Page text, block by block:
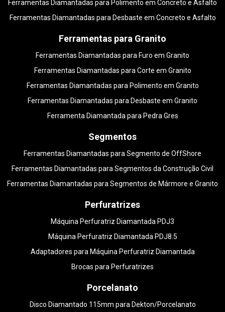
Ferramentas Diamantadas para Polimento em Concreto e Asfalto
Ferramentas Diamantadas para Desbaste em Concreto e Asfalto
Ferramentas para Granito
Ferramentas Diamantadas para Furo em Granito
Ferramentas Diamantadas para Corte em Granito
Ferramentas Diamantadas para Polimento em Granito
Ferramentas Diamantadas para Desbaste em Granito
Ferramenta Diamantada para Pedra Gres
Segmentos
Ferramentas Diamantadas para Segmento de OffShore
Ferramentas Diamantadas para Segmentos da Construção Civil
Ferramentas Diamantadas para Segmentos de Mármore e Granito
Perfuratrizes
Máquina Perfuratriz Diamantada PDJ3
Máquina Perfuratriz Diamantada PDJ8.5
Adaptadores para Máquina Perfuratriz Diamantada
Brocas para Perfuratrizes
Porcelanato
Disco Diamantado 115mm para Dekton/Porcelanato